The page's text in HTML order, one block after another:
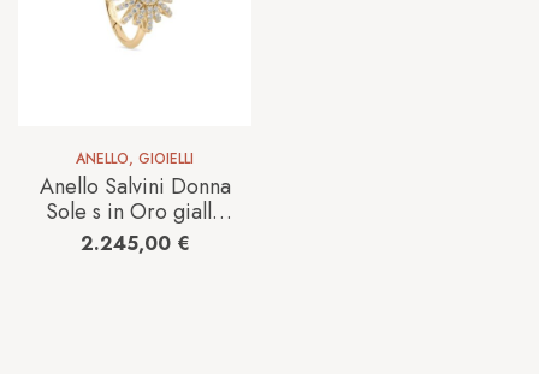
ANELLO, GIOIELLI
Anello Salvini Donna
Sole s in Oro giallo
Diamante 20111958
2.245,00 €